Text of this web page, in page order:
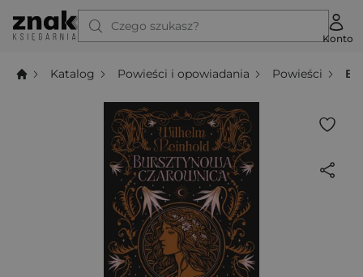
Czego szukasz?
Konto
Katalog Powieści i opowiadania Powieści